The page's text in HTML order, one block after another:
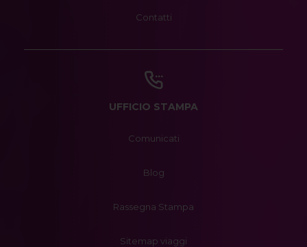
Contatti
UFFICIO STAMPA
Comunicati
Blog
Rassegna Stampa
Sitemap viaggi